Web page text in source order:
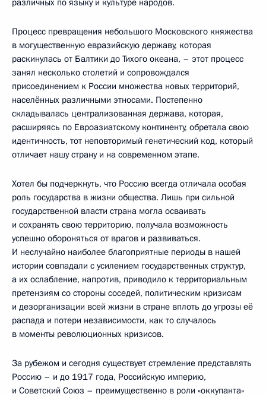
Процесс превращения небольшого Московского княжества
в могущественную евразийскую державу, которая
раскинулась от Балтики до Тихого океана, – этот процесс
занял несколько столетий и сопровождался
присоединением к России множества новых территорий,
населённых различными этносами. Постепенно
складывалась централизованная держава, которая,
расширяясь по Евроазиатскому континенту, обретала свою
идентичность, тот неповторимый генетический код, который
отличает нашу страну и на современном этапе.
Хотел бы подчеркнуть, что Россию всегда отличала особая
роль государства в жизни общества. Лишь при сильной
государственной власти страна могла осваивать
и сохранять свою территорию, получала возможность
успешно обороняться от врагов и развиваться.
И неслучайно наиболее благоприятные периоды в нашей
истории совпадали с усилением государственных структур,
а их ослабление, напротив, приводило к территориальным
претензиям со стороны соседей, политическим кризисам
и дезорганизации всей жизни в стране вплоть до угрозы её
распада и потери независимости, как то случалось
в моменты революционных кризисов.
За рубежом и сегодня существует стремление представлять
Россию – и до 1917 года, Российскую империю,
и Советский Союз – преимущественно в роли «оккупанта»